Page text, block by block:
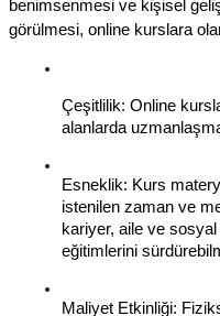
benimsenmesi ve kişisel
görülmesi, online kurslara
Çeşitlilik: Online
alanlarda
Esneklik: Kurs
istenilen zaman ve
kariyer, aile ve
eğitimlerini
Maliyet Etkinliği: